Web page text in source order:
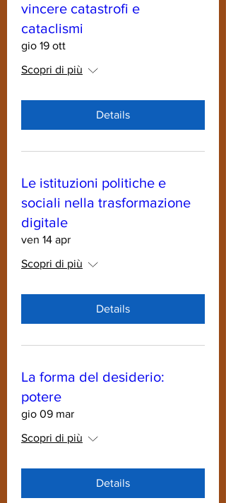
vincere catastrofi e
cataclismi
gio 19 ott
Scopri di più
Details
Le istituzioni politiche e
sociali nella trasformazione
digitale
ven 14 apr
Scopri di più
Details
La forma del desiderio:
potere
gio 09 mar
Scopri di più
Details